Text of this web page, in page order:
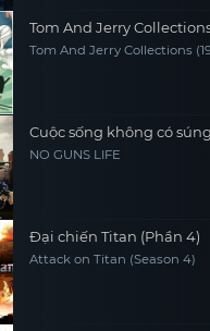
Tom And Jerry
Tom And Jerry Collections
Cuộc sống không có
NO GUNS LIFE
Đại chiến Titan (Phần 4)
Attack on Titan (Season 4)